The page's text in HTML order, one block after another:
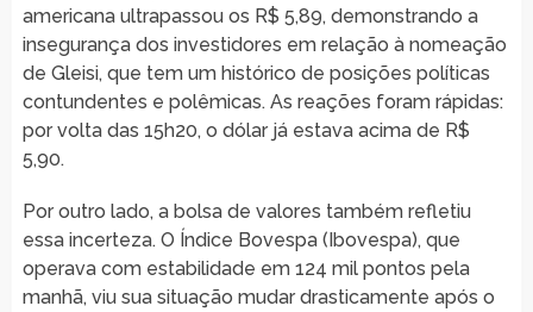
americana ultrapassou os R$ 5,89, demonstrando a
insegurança dos investidores em relação à nomeação
de Gleisi, que tem um histórico de posições políticas
contundentes e polêmicas. As reações foram rápidas:
por volta das 15h20, o dólar já estava acima de R$
5,90.
Por outro lado, a bolsa de valores também refletiu
essa incerteza. O Índice Bovespa (Ibovespa), que
operava com estabilidade em 124 mil pontos pela
manhã, viu sua situação mudar drasticamente após o